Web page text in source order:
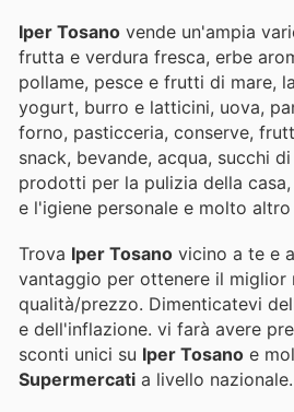
Iper Tosano vende un'ampia
frutta e verdura fresca, erbe
pollame, pesce e frutti di mare,
yogurt, burro e latticini, uova,
forno, pasticceria, conserve,
snack, bevande, acqua, succhi
prodotti per la pulizia della
e l'igiene personale e molto altro
Trova Iper Tosano vicino a te e
vantaggio per ottenere il miglior
qualità/prezzo. Dimenticatevi
e dell'inflazione. vi farà avere
sconti unici su Iper Tosano e
Supermercati a livello nazionale.